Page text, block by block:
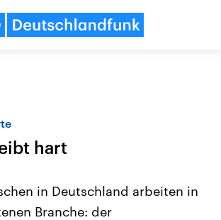
hart
in Deutschland arbeiten in
Branche: der